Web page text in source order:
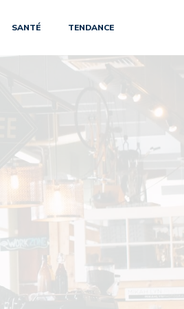
SANTÉ TENDANCE